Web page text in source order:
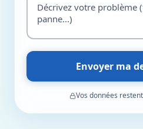
Envoyer ma
Vos données